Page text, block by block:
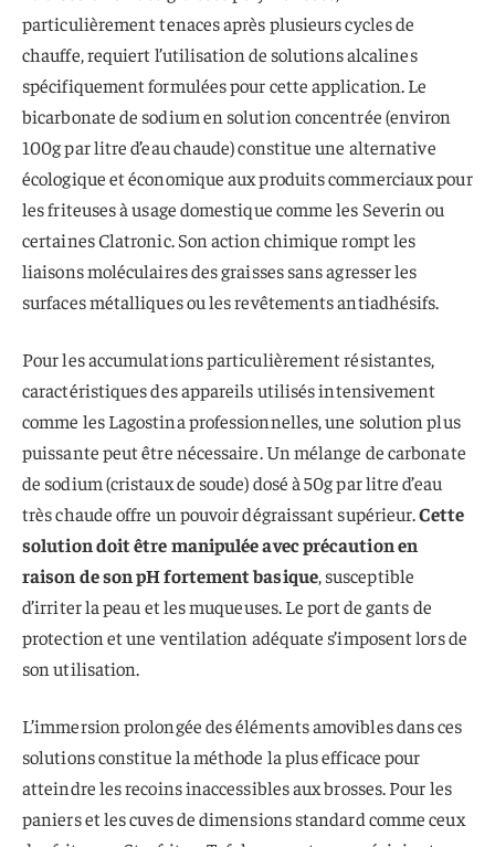
particulièrement tenaces après plusieurs cycles de
chauffe, requiert l’utilisation de solutions alcalines
spécifiquement formulées pour cette application. Le
bicarbonate de sodium en solution concentrée (environ
100g par litre d’eau chaude) constitue une alternative
écologique et économique aux produits commerciaux pour
les friteuses à usage domestique comme les Severin ou
certaines Clatronic. Son action chimique rompt les
liaisons moléculaires des graisses sans agresser les
surfaces métalliques ou les revêtements antiadhésifs.
Pour les accumulations particulièrement résistantes,
caractéristiques des appareils utilisés intensivement
comme les Lagostina professionnelles, une solution plus
puissante peut être nécessaire. Un mélange de carbonate
de sodium (cristaux de soude) dosé à 50g par litre d’eau
très chaude offre un pouvoir dégraissant supérieur.Cette
solution doit être manipulée avec précaution en
raison de son pH fortement basique, susceptible
d’irriter la peau et les muqueuses. Le port de gants de
protection et une ventilation adéquate s’imposent lors de
son utilisation.
L’immersion prolongée des éléments amovibles dans ces
solutions constitue la méthode la plus efficace pour
atteindre les recoins inaccessibles aux brosses. Pour les
paniers et les cuves de dimensions standard comme ceux